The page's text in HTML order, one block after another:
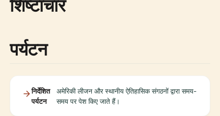
शिष्टाचार
पर्यटन
निर्देशित
पर्यटन
अमेरिकी लीजन और स्थानीय ऐतिहासिक संगठनों द्वारा समय-
समय पर पेश किए जाते हैं।